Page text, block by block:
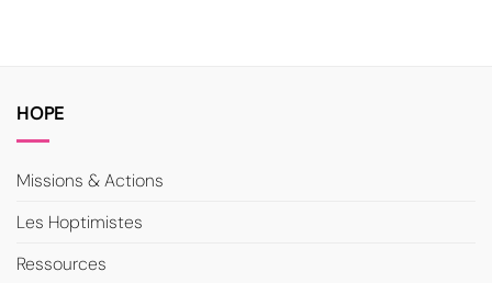
HOPE
Missions & Actions
Les Hoptimistes
Ressources